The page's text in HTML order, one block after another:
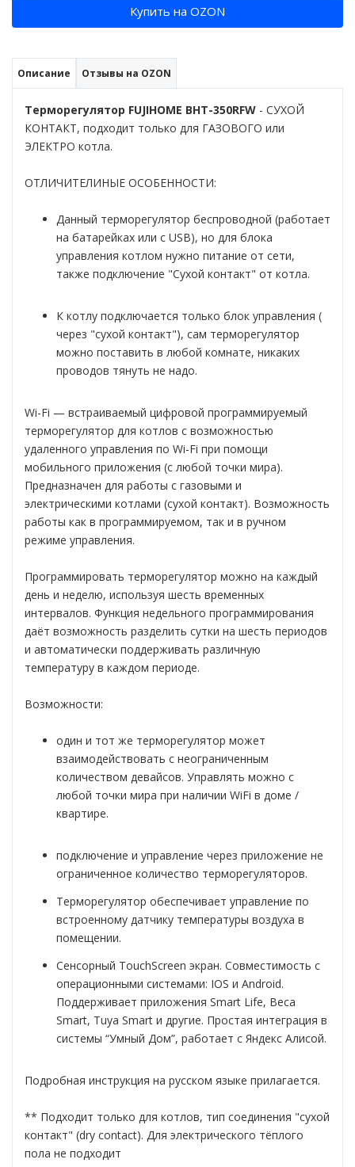
Купить на OZON
Описание Отзывы на OZON
Терморегулятор FUJIHOME BHT-350RFW - СУХОЙ
КОНТАКТ, подходит только для ГАЗОВОГО или
ЭЛЕКТРО котла.
ОТЛИЧИТЕЛИНЫЕ ОСОБЕННОСТИ:
Данный терморегулятор беспроводной (работает
на батарейках или с USB), но для блока
управления котлом нужно питание от сети,
также подключение "Сухой контакт" от котла.
К котлу подключается только блок управления (
через "сухой контакт"), сам терморегулятор
можно поставить в любой комнате, никаких
проводов тянуть не надо.
Wi-Fi — встраиваемый цифровой программируемый
терморегулятор для котлов с возможностью
удаленного управления по Wi-Fi при помощи
мобильного приложения (с любой точки мира).
Предназначен для работы с газовыми и
электрическими котлами (сухой контакт). Возможность
работы как в программируемом, так и в ручном
режиме управления.
Программировать терморегулятор можно на каждый
день и неделю, используя шесть временных
интервалов. Функция недельного программирования
даёт возможность разделить сутки на шесть периодов
и автоматически поддерживать различную
температуру в каждом периоде.
Возможности:
один и тот же терморегулятор может
взаимодействовать с неограниченным
количеством девайсов. Управлять можно с
любой точки мира при наличии WiFi в доме /
квартире.
подключение и управление через приложение не
ограниченное количество терморегуляторов.
Терморегулятор обеспечивает управление по
встроенному датчику температуры воздуха в
помещении.
Сенсорный TouchScreen экран. Совместимость с
операционными системами: IOS и Android.
Поддерживает приложения Smart Life, Beca
Smart, Tuya Smart и другие. Простая интеграция в
системы “Умный Дом”, работает с Яндекс Алисой.
Подробная инструкция на русском языке прилагается.
** Подходит только для котлов, тип соединения "сухой
контакт" (dry contact). Для электрического тёплого
пола не подходит